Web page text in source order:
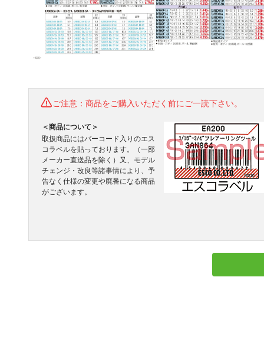
ご注意：商品をご購入いただく前にご一読下さい。
＜商品について＞
取扱商品にはバーコード入りのエス
コラベルを貼っております。（一部
メーカー直送品を除く）又、モデル
チェンジ・改良等諸事情により、予
告なく仕様の変更や廃番になる商品
がございます。